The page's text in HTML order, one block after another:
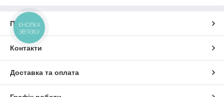
Про нас
Контакти
Доставка та оплата
КНОПКА
ЗВ'ЯЗКУ